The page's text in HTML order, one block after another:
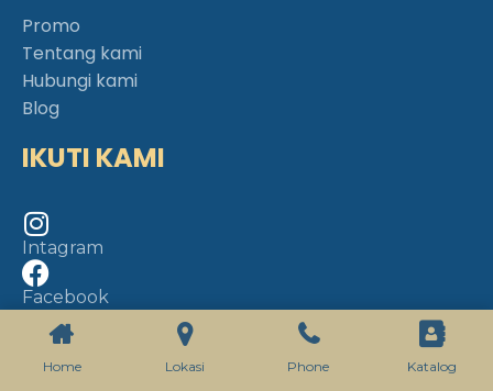
Promo
Tentang kami
Hubungi kami
Blog
IKUTI KAMI
Intagram
Facebook
YouTube
Home Lokasi Phone Katalog